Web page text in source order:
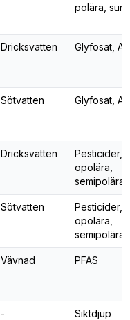
polära, sura
Dricksvatten Glyfosat,
Sötvatten Glyfosat,
Dricksvatten
Pesticider,
opolära,
semipolära
Sötvatten
Pesticider,
opolära,
semipolära
Vävnad PFAS
- Siktdjup